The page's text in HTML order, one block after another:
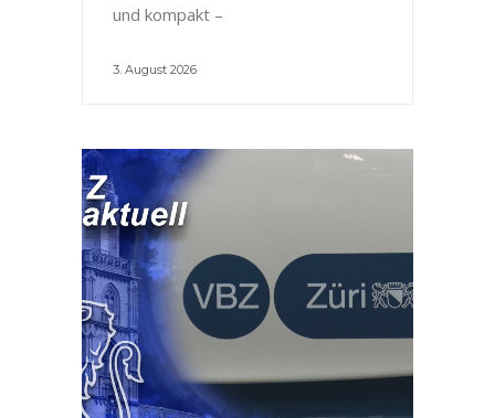
und kompakt –
3. August 2026